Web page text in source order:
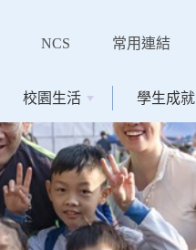
NCS 常用連結
校園生活 學生成就